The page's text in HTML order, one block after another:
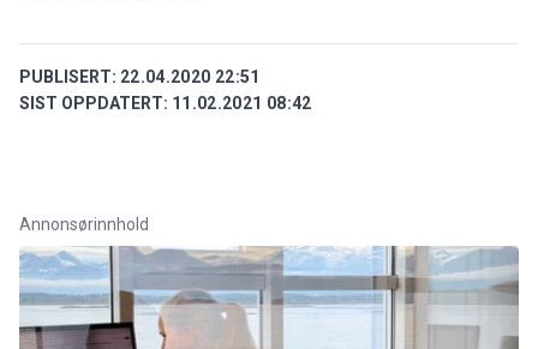
PUBLISERT: 22.04.2020 22:51
SIST OPPDATERT: 11.02.2021 08:42
Annonsørinnhold